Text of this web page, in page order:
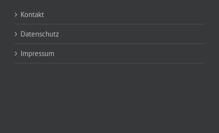
Kontakt
Datenschutz
Impressum